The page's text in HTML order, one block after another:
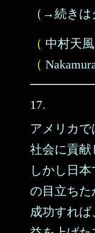
（→続きは
（ 中村天風
（
17.
アメリカ
社会に貢献
しかし日
の目立ちた
成功すれ